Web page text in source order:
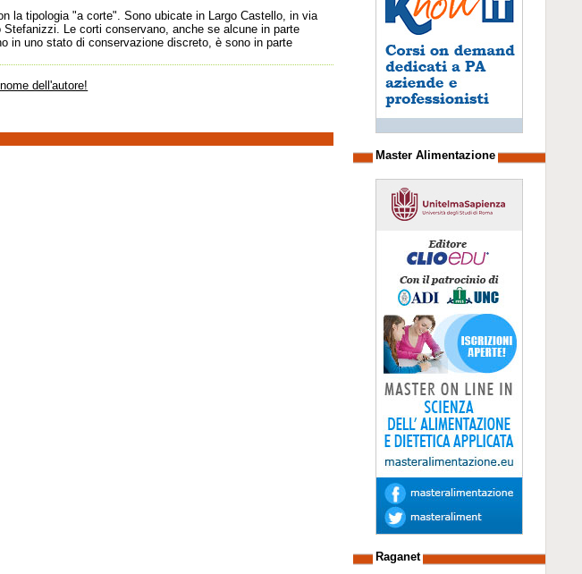
la tipologia "a corte". Sono ubicate in Largo Castello, in via
Le corti conservano, anche se alcune in parte
in uno stato di conservazione discreto, è sono in parte
dell'autore!
Master Alimentazione
Raganet